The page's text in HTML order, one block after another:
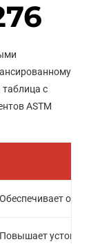
с
ASTM
Обеспечивает общую
Повышает